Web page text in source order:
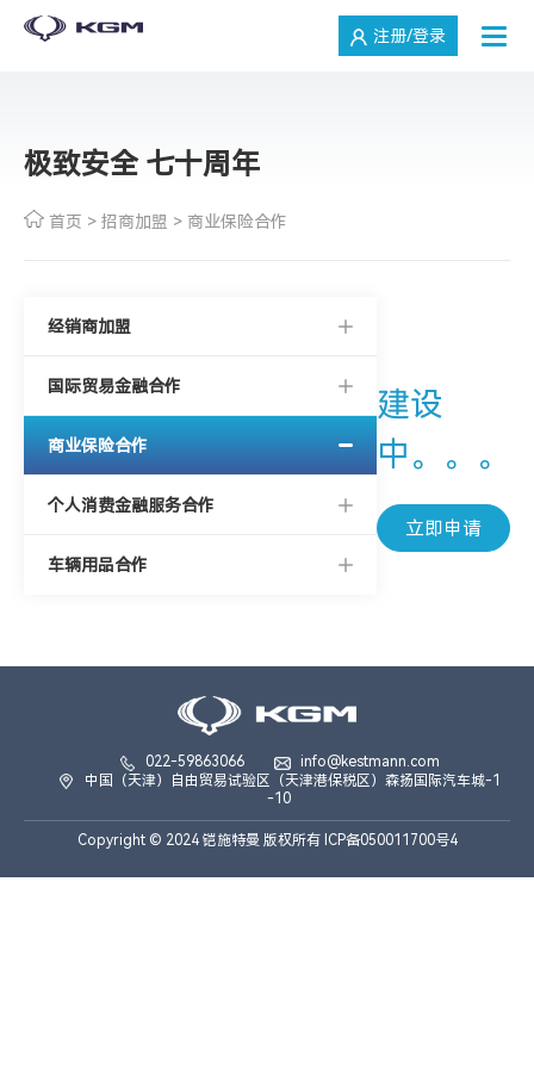
注册/登录
极致安全 七十周年
首页 > 招商加盟 > 商业保险合作
经销商加盟
国际贸易金融合作
商业保险合作
个人消费金融服务合作
车辆用品合作
建设
中。。。
立即申请
022-59863066
info@kestmann.com
中国（天津）自由贸易试验区（天津港保税区）森扬国际汽车城-1
-10
Copyright © 2024 铠施特曼 版权所有 ICP备050011700号4